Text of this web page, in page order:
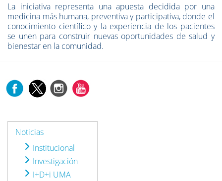
La iniciativa representa una apuesta decidida por una
medicina más humana, preventiva y participativa, donde el
conocimiento científico y la experiencia de los pacientes
se unen para construir nuevas oportunidades de salud y
bienestar en la comunidad.
Noticias
Institucional
Investigación
I+D+i UMA